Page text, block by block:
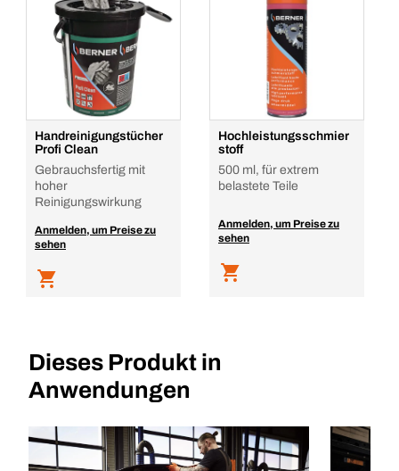
Handreinigungstücher
Profi Clean
Gebrauchsfertig mit
hoher
Reinigungswirkung
Anmelden, um Preise zu
sehen
Hochleistungsschmier
stoff
500 ml, für extrem
belastete Teile
Anmelden, um Preise zu
sehen
Dieses Produkt in
Anwendungen